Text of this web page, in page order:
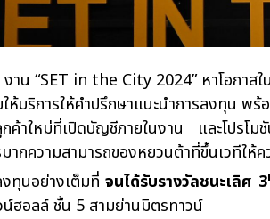
in the City 2024” หาโอกาสในต
ห้บริการให้คำปรึกษาแนะนำการลงทุน
ค้าใหม่ที่เปิดบัญชีภายในงาน และโปรโ
ากความสามารถของหยวนต้าที่ขึ้นเวทีใ
งทุนอย่างเต็มที่จนได้รับรางวัลชนะเลิศ 3
ฮอลล์ ชั้น 5 สามย่านมิตรทาวน์